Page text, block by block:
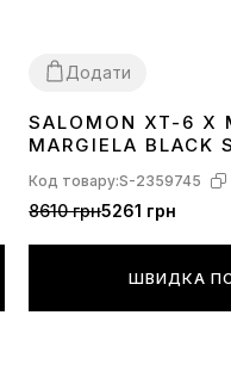
Додати
4041 42 43
SALOMON XT-6 X
MARGIELA BLACK
PHANTOM
Код товару:S-2359745
8610 грн5261 грн
ШВИДКА